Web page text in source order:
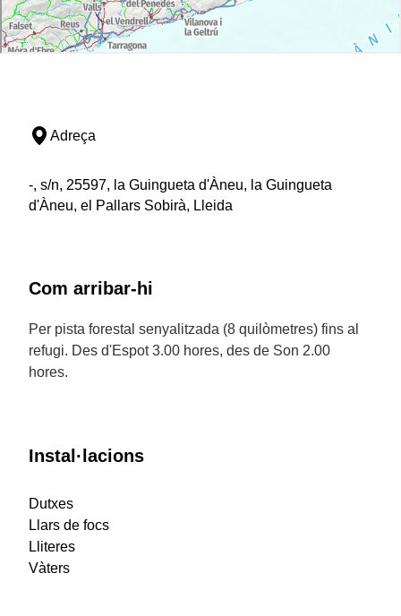
Adreça
-, s/n, 25597, la Guingueta d'Àneu, la Guingueta
d'Àneu, el Pallars Sobirà, Lleida
Com arribar-hi
Per pista forestal senyalitzada (8 quilòmetres) fins al
refugi. Des d'Espot 3.00 hores, des de Son 2.00
hores.
Instal·lacions
Dutxes
Llars de focs
Lliteres
Vàters